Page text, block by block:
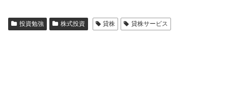
投資勉強 株式投資 貸株 貸株サービス